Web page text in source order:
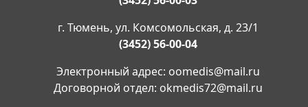
г. Тюмень, ул. Комсомольская, д. 23/1
(3452) 56-00-04
Электронный адрес: oomedis@mail.ru
Договорной отдел: okmedis72@mail.ru